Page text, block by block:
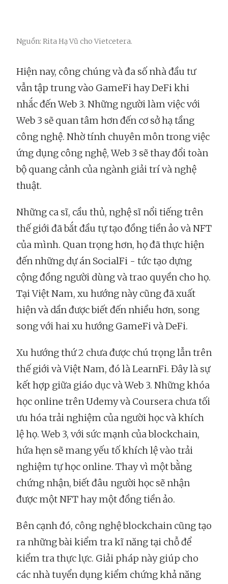
Nguồn: Rita Hạ Vũ cho Vietcetera.
Hiện nay, công chúng và đa số nhà đầu tư
vẫn tập trung vào GameFi hay DeFi khi
nhắc đến Web 3. Những người làm việc với
Web 3 sẽ quan tâm hơn đến cơ sở hạ tầng
công nghệ. Nhờ tính chuyên môn trong việc
ứng dụng công nghệ, Web 3 sẽ thay đổi toàn
bộ quang cảnh của ngành giải trí và nghệ
thuật.
Những ca sĩ, cầu thủ, nghệ sĩ nổi tiếng trên
thế giới đã bắt đầu tự tạo đồng tiền ảo và NFT
của mình. Quan trọng hơn, họ đã thực hiện
đến những dự án SocialFi - tức tạo dựng
cộng đồng người dùng và trao quyền cho họ.
Tại Việt Nam, xu hướng này cũng đã xuất
hiện và dần được biết đến nhiều hơn, song
song với hai xu hướng GameFi và DeFi.
Xu hướng thứ 2 chưa được chú trọng lẫn trên
thế giới và Việt Nam, đó là LearnFi. Đây là sự
kết hợp giữa giáo dục và Web 3. Những khóa
học online trên Udemy và Coursera chưa tối
ưu hóa trải nghiệm của người học và khích
lệ họ. Web 3, với sức mạnh của blockchain,
hứa hẹn sẽ mang yếu tố khích lệ vào trải
nghiệm tự học online. Thay vì một bằng
chứng nhận, biết đâu người học sẽ nhận
được một NFT hay một đồng tiền ảo.
Bên cạnh đó, công nghệ blockchain cũng tạo
ra những bài kiểm tra kĩ năng tại chỗ để
kiểm tra thực lực. Giải pháp này giúp cho
các nhà tuyển dụng kiểm chứng khả năng